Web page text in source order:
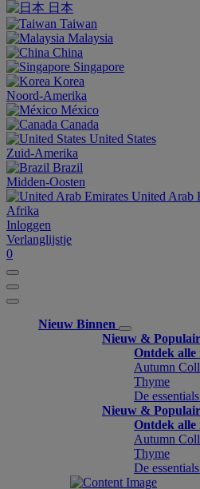
日本
Taiwan
Malaysia
China
Singapore
Korea
Noord-Amerika
México
Canada
United States
Zuid-Amerika
Brazil
Midden-Oosten
United Arab
Afrika
Inloggen
Verlanglijstje
0
Nieuw Binnen
Nieuw & Populair
Ontdek alle
Autumn
Thyme
De
Nieuw & Populair
Ontdek alle
Autumn
Thyme
De